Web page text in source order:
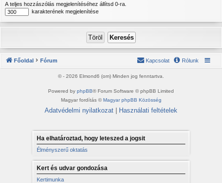
A teljes hozzászólás megjelenítéséhez állítsd 0-ra.
karakterének megjelenítése
Főoldal Fórum Rólunk
Kapcsolat
© - 2026 Elmond6 (om) Minden jog fenntartva.
Powered by phpBB® Forum Software © phpBB Limited
Magyar fordítás ©Magyar phpBB Közösség
Adatvédelmi nyilatkozat | Használati feltételek
Ha elhatároztad, hogy leteszed a jogsit
Élményszerű oktatás
Kert és udvar gondozása
Kertimunka